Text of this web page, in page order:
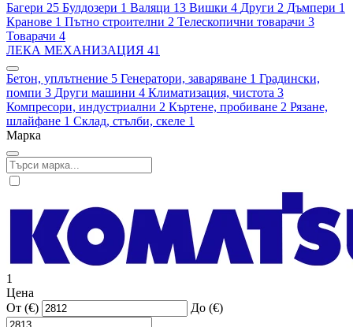
Багери 25 Булдозери 1 Валяци 13 Вишки 4 Други 2 Дъмпери 1
Кранове 1 Пътно строителни 2 Телескопични товарачи 3
Товарачи 4
ЛЕКА МЕХАНИЗАЦИЯ 41
Бетон, уплътнение 5 Генератори, заваряване 1 Градински,
помпи 3 Други машини 4 Климатизация, чистота 3
Компресори, индустриални 2 Къртене, пробиване 2 Рязане,
шлайфане 1 Склад, стълби, скеле 1
Марка
1
Цена
От (€)
До (€)